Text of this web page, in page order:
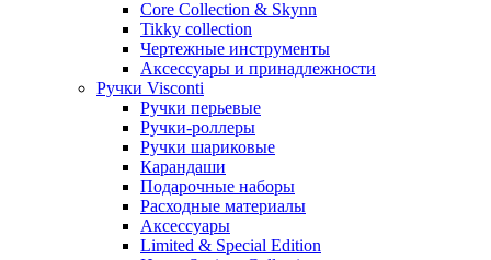
Core Collection & Skynn
Tikky collection
Чертежные инструменты
Аксессуары и принадлежности
Ручки Visconti
Ручки перьевые
Ручки-роллеры
Ручки шариковые
Карандаши
Подарочные наборы
Расходные материалы
Аксессуары
Limited & Special Edition